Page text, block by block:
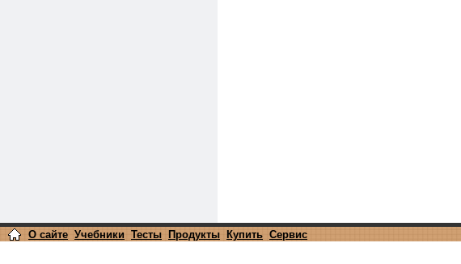
О сайте Учебники Тесты Продукты Купить Сервис